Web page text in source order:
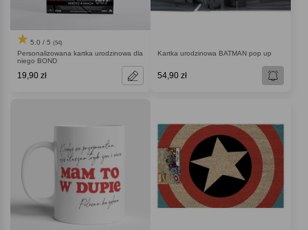
5.0 / 5 (54)
Personalizowana kartka urodzinowa dla
niego BOND
19,90 zł
Kartka urodzinowa BATMAN pop up
54,90 zł